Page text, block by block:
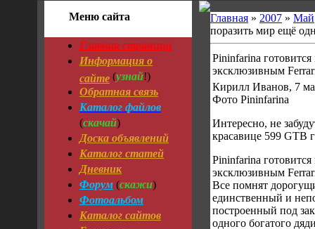
Меню сайта
Главная страница
Информация о
сайте (узнай!)
Обратная связь
Каталог файлов
(скачай)
Доска объявлений
Каталог статей
Дневник
Форум (скажи)
Фотоальбом
Каталог сайтов
Главная » 2007 » Май
поразить мир ещё
Pininfarina
эксклюзивным
Кирилл Иванов, 7
Фото Pininfarina
Интересно, не
красавице 599 GTB
Pininfarina
эксклюзивным
Все помнят
единственный и
построенный под
одного богатого